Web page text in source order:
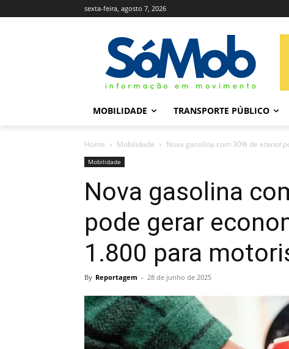
sexta-feira, agosto 7, 2026
MOBILIDADE TRANSPORTE PÚBLICO
Home Mobilidade Nova gasolina com 30% de etanol
Mobilidade
Nova gasolina
pode gerar
1.800 para
By Reportagem - 28 de junho de 2025